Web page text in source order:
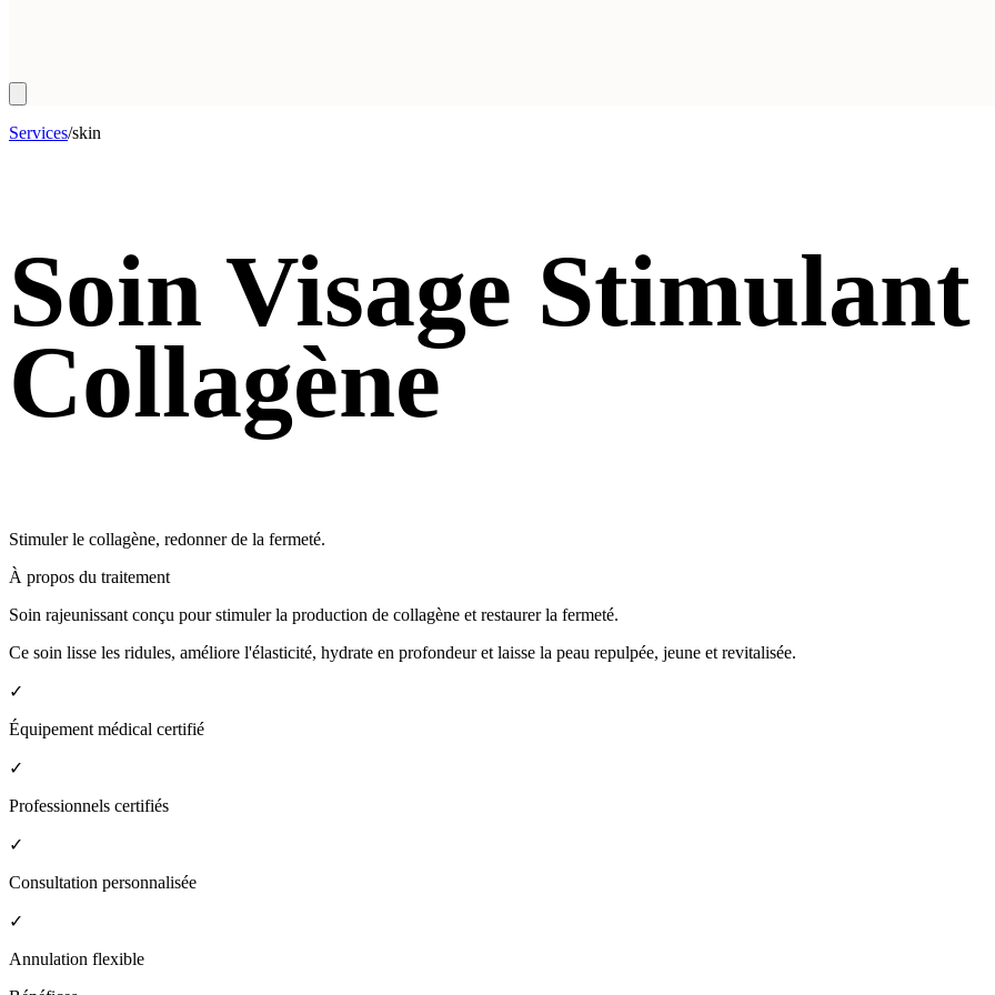
Services/skin
Soin Visage Stimulant
Collagène
Stimuler le collagène, redonner de la fermeté.
À propos du traitement
Soin rajeunissant conçu pour stimuler la production de collagène et restaurer la fermeté.
Ce soin lisse les ridules, améliore l'élasticité, hydrate en profondeur et laisse la peau repulpée, jeune et revitalisée.
✓
Équipement médical certifié
✓
Professionnels certifiés
✓
Consultation personnalisée
✓
Annulation flexible